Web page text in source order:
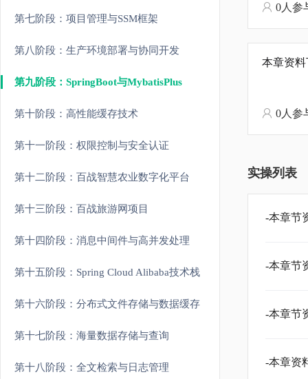
第七阶段：项目管理与SSM框架
第八阶段：生产环境部署与协同开发
第九阶段：SpringBoot与MybatisPlus
第十阶段：高性能缓存技术
第十一阶段：权限控制与安全认证
第十二阶段：百战智慧农业数字化平台
第十三阶段：百战旅游网项目
第十四阶段：消息中间件与高并发处理
第十五阶段：Spring Cloud Alibaba技术栈
第十六阶段：分布式文件存储与数据缓存
第十七阶段：海量数据存储与查询
第十八阶段：全文检索与日志管理
0人参
本章资
0人参
实操列表
-本章
-本章
-本章
-本章